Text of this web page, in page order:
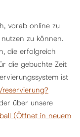
vorab online zu
zu können.
die erfolgreich
die gebuchte Zeit
ist
über unsere
(Öffnet in neuem